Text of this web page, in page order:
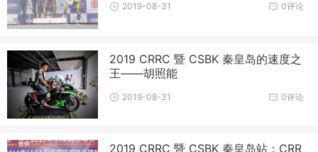
0评论
2019-08-31
2019 CRRC 暨 CSBK 秦皇岛的速度之
王——胡照能
0评论
2019-08-31
2019 CRRC 暨 CSBK 秦皇岛站：CRR